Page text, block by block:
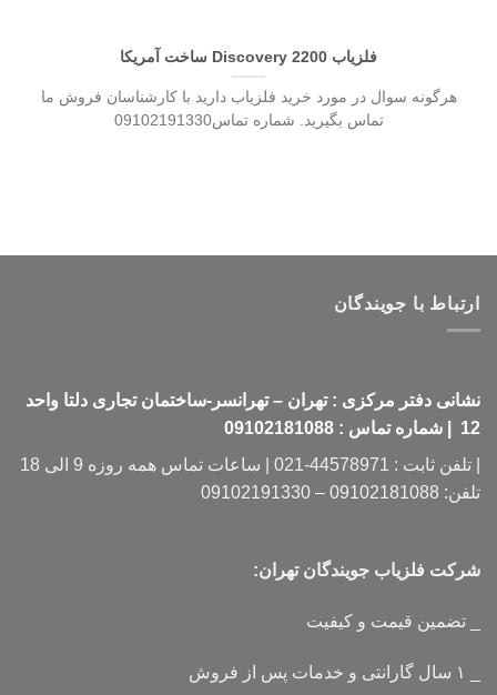
فلزیاب Discovery 2200 ساخت آمریکا
هرگونه سوال در مورد خرید فلزیاب دارید با کارشناسان فروش ما
تماس بگیرید. شماره تماس09102191330
ارتباط با جویندگان
نشانی دفتر مرکزی : تهران – تهرانسر-ساختمان تجاری دلتا واحد
12 | شماره تماس : 09102181088
| تلفن ثابت : 44578971-021 | ساعات تماس همه روزه 9 الی 18
تلفن: 09102181088 – 09102191330
شرکت فلزیاب جویندگان تهران:
_ تضمین قیمت و کیفیت